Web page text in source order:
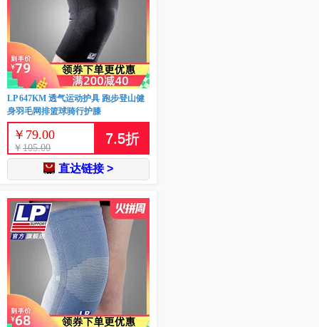
LP 647KM 透气运动护具 跑步登山健
身羽毛网排篮球骑行护膝
￥ 79.00
￥ 105.00
7.5折
直达链接 >